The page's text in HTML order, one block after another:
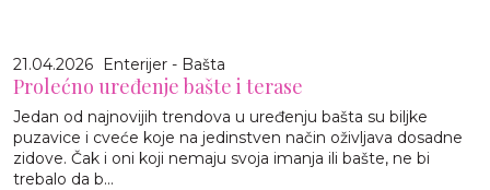
21.04.2026 Enterijer - Bašta
Prolećno uređenje bašte i terase
Jedan od najnovijih trendova u uređenju bašta su biljke
puzavice i cveće koje na jedinstven način oživljava dosadne
zidove. Čak i oni koji nemaju svoja imanja ili bašte, ne bi
trebalo da b...